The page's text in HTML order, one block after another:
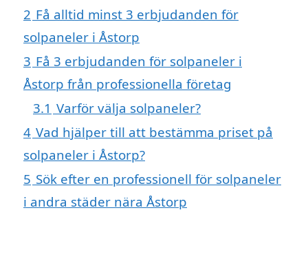
2 Få alltid minst 3 erbjudanden för
solpaneler i Åstorp
3 Få 3 erbjudanden för solpaneler i
Åstorp från professionella företag
3.1 Varför välja solpaneler?
4 Vad hjälper till att bestämma priset på
solpaneler i Åstorp?
5 Sök efter en professionell för solpaneler
i andra städer nära Åstorp